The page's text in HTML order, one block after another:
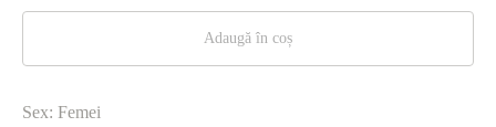
Adaugă în coș
Sex: Femei